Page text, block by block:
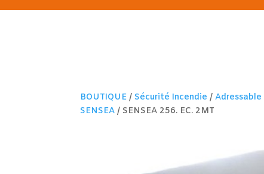
BOUTIQUE / Sécurité Incendie /Adressable
SENSEA / SENSEA 256. EC. 2MT